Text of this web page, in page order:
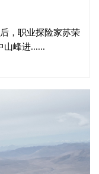
，职业探险家苏荣
山峰进......